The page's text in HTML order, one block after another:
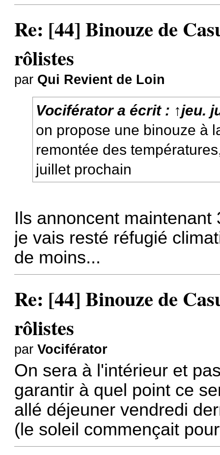
Re: [44] Binouze de
rôlistes
par Qui Revient de Loin
Vocifératora écrit : ↑jeu.
on propose une binouze à
remontée des
juillet prochain
Ils annoncent maintenant
je vais resté réfugié
de moins...
Re: [44] Binouze de
rôlistes
parVociférator
On sera à l'intérieur et
garantir à quel point ce
allé déjeuner vendredi
(le soleil commençait